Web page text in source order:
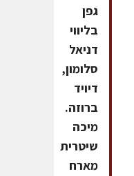
גפן
בליווי
דניאל
סלומון,
דיויד
ברוזה.
מיכה
שיטרית
מארח